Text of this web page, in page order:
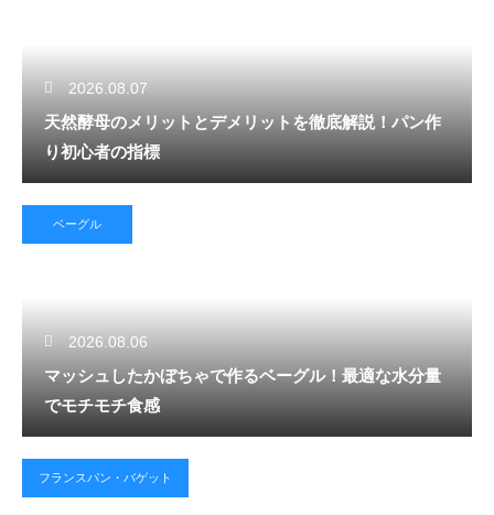
2026.08.07
天然酵母のメリットとデメリットを徹底解説！パン作
り初心者の指標
ベーグル
2026.08.06
マッシュしたかぼちゃで作るベーグル！最適な水分量
でモチモチ食感
フランスパン・バゲット